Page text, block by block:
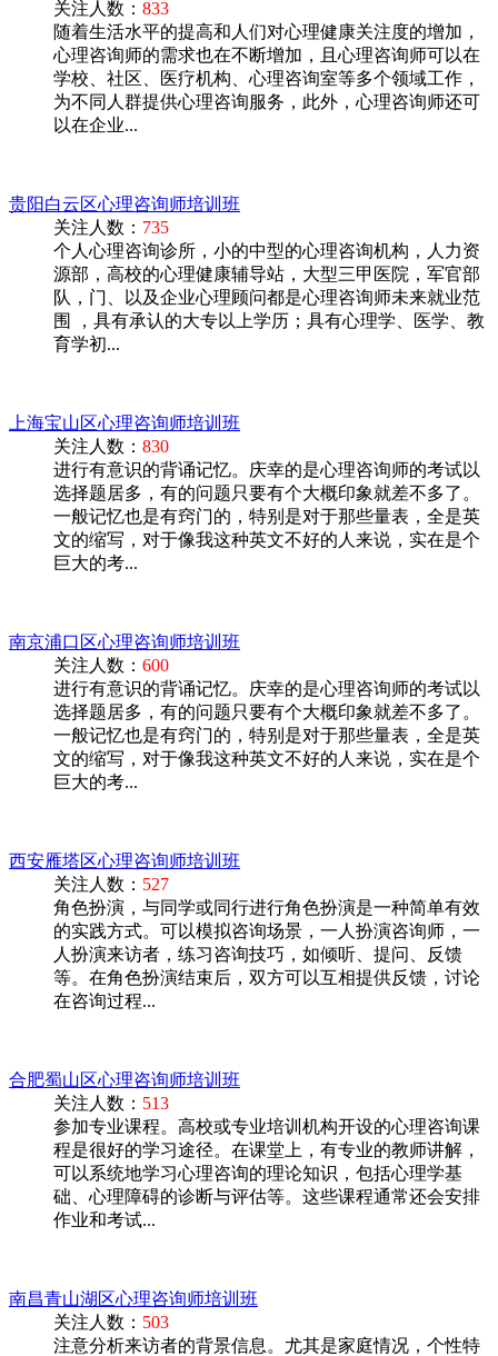
关注人数： 833
随着生活水平的提高和人们对心理健康关注度的增加，
心理咨询师的需求也在不断增加，且心理咨询师可以在
学校、社区、医疗机构、心理咨询室等多个领域工作，
为不同人群提供心理咨询服务，此外，心理咨询师还可
以在企业...
贵阳白云区心理咨询师培训班
关注人数： 735
个人心理咨询诊所，小的中型的心理咨询机构，人力资
源部，高校的心理健康辅导站，大型三甲医院，军官部
队，门、以及企业心理顾问都是心理咨询师未来就业范
围 ，具有承认的大专以上学历；具有心理学、医学、教
育学初...
上海宝山区心理咨询师培训班
关注人数： 830
进行有意识的背诵记忆。庆幸的是心理咨询师的考试以
选择题居多，有的问题只要有个大概印象就差不多了。
一般记忆也是有窍门的，特别是对于那些量表，全是英
文的缩写，对于像我这种英文不好的人来说，实在是个
巨大的考...
南京浦口区心理咨询师培训班
关注人数： 600
进行有意识的背诵记忆。庆幸的是心理咨询师的考试以
选择题居多，有的问题只要有个大概印象就差不多了。
一般记忆也是有窍门的，特别是对于那些量表，全是英
文的缩写，对于像我这种英文不好的人来说，实在是个
巨大的考...
西安雁塔区心理咨询师培训班
关注人数： 527
角色扮演，与同学或同行进行角色扮演是一种简单有效
的实践方式。可以模拟咨询场景，一人扮演咨询师，一
人扮演来访者，练习咨询技巧，如倾听、提问、反馈
等。在角色扮演结束后，双方可以互相提供反馈，讨论
在咨询过程...
合肥蜀山区心理咨询师培训班
关注人数： 513
参加专业课程。高校或专业培训机构开设的心理咨询课
程是很好的学习途径。在课堂上，有专业的教师讲解，
可以系统地学习心理咨询的理论知识，包括心理学基
础、心理障碍的诊断与评估等。这些课程通常还会安排
作业和考试...
南昌青山湖区心理咨询师培训班
关注人数： 503
注意分析来访者的背景信息。尤其是家庭情况，个性特